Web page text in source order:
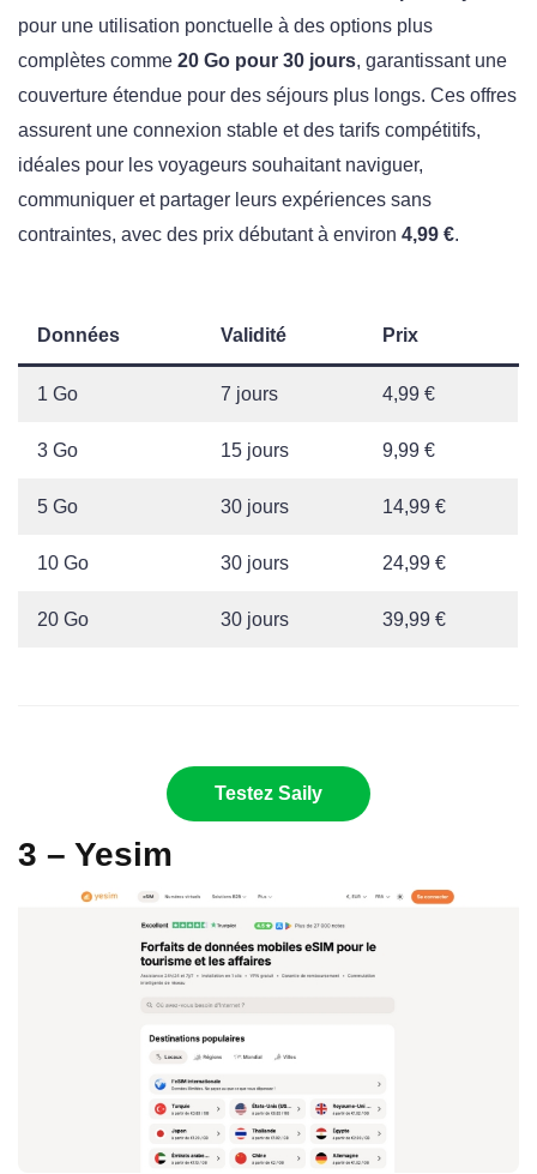
pour une utilisation ponctuelle à des options plus
complètes comme 20 Go pour 30 jours, garantissant une
couverture étendue pour des séjours plus longs. Ces offres
assurent une connexion stable et des tarifs compétitifs,
idéales pour les voyageurs souhaitant naviguer,
communiquer et partager leurs expériences sans
contraintes, avec des prix débutant à environ 4,99 €.
Données Validité Prix
1 Go 7 jours 4,99 €
3 Go 15 jours 9,99 €
5 Go 30 jours 14,99 €
10 Go 30 jours 24,99 €
20 Go 30 jours 39,99 €
Testez Saily
3 – Yesim